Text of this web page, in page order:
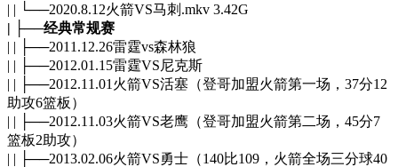
| | └──2020.8.12火箭VS马刺.mkv 3.42G
| ├──经典常规赛
| | ├──2011.12.26雷霆vs森林狼
| | ├──2012.01.15雷霆VS尼克斯
| | ├──2012.11.01火箭VS活塞（登哥加盟火箭第一场，37分12
助攻6篮板）
| | ├──2012.11.03火箭VS老鹰（登哥加盟火箭第二场，45分7
篮板2助攻）
| | ├──2013.02.06火箭VS勇士（140比109，火箭全场三分球40